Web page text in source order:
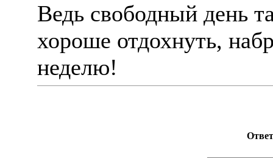
Ведь свободный день
хороше отдохнуть,
неделю!